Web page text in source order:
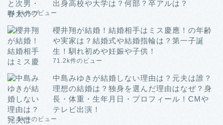
出身高校や大学は？何部？卒アルは？
84.6k件のビュー
櫻井翔が結婚！結婚相手はミス慶應！の年齢
や実家は？結婚式や結婚指輪は？第一子誕
生！馴れ初めや妊娠や子供！
71.2k件のビュー
中島みゆきが結婚しない理由は？元夫は誰？
理想の結婚は？独身を選んだ理由はなぜ？身
長・体重・生年月日・プロフィール！CMや
テレビ出演！
52.5k件のビュー